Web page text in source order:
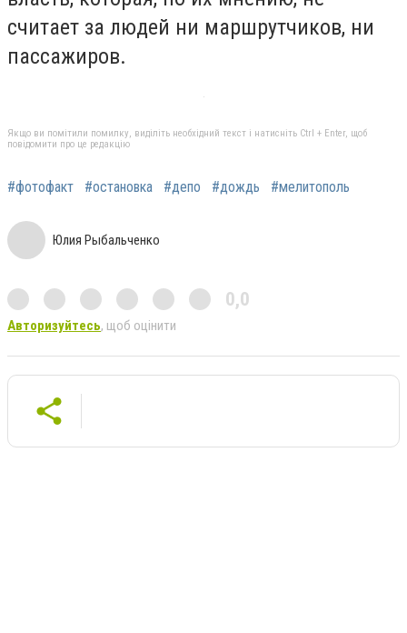
считает за людей ни маршрутчиков, ни
пассажиров.
Якщо ви помітили помилку, виділіть необхідний текст і натисніть Ctrl + Enter, щоб
повідомити про це редакцію
#фотофакт #остановка #депо #дождь #мелитополь
Юлия Рыбальченко
0,0
Авторизуйтесь, щоб оцінити